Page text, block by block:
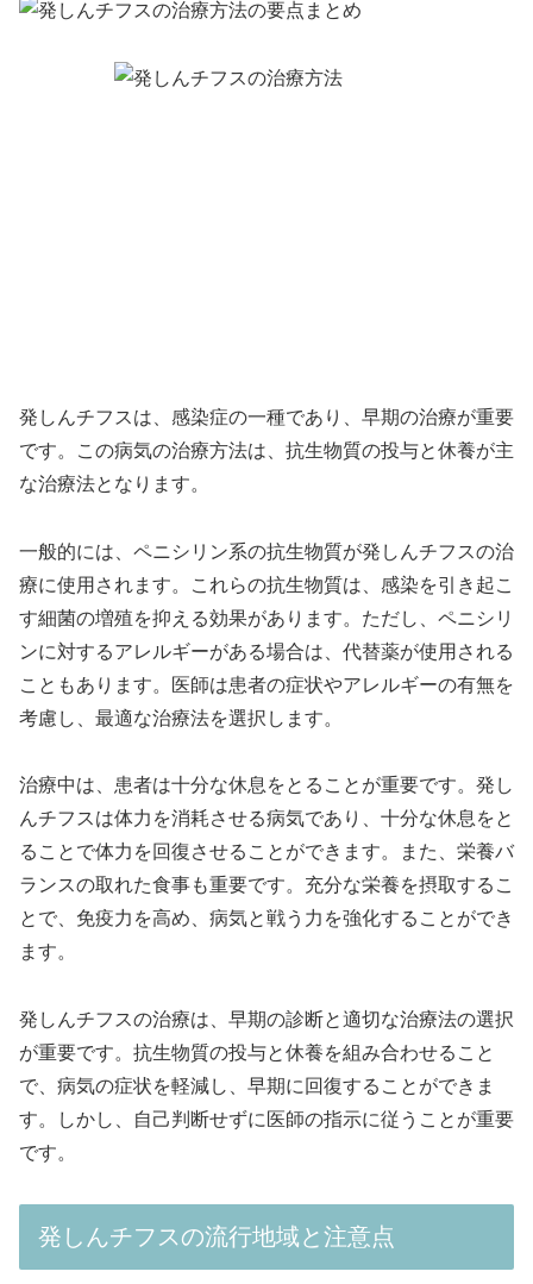
発しんチフスは、感染症の一種であり、早期の治療が重要
です。この病気の治療方法は、抗生物質の投与と休養が主
な治療法となります。
一般的には、ペニシリン系の抗生物質が発しんチフスの治
療に使用されます。これらの抗生物質は、感染を引き起こ
す細菌の増殖を抑える効果があります。ただし、ペニシリ
ンに対するアレルギーがある場合は、代替薬が使用される
こともあります。医師は患者の症状やアレルギーの有無を
考慮し、最適な治療法を選択します。
治療中は、患者は十分な休息をとることが重要です。発し
んチフスは体力を消耗させる病気であり、十分な休息をと
ることで体力を回復させることができます。また、栄養バ
ランスの取れた食事も重要です。充分な栄養を摂取するこ
とで、免疫力を高め、病気と戦う力を強化することができ
ます。
発しんチフスの治療は、早期の診断と適切な治療法の選択
が重要です。抗生物質の投与と休養を組み合わせること
で、病気の症状を軽減し、早期に回復することができま
す。しかし、自己判断せずに医師の指示に従うことが重要
です。
発しんチフスの流行地域と注意点